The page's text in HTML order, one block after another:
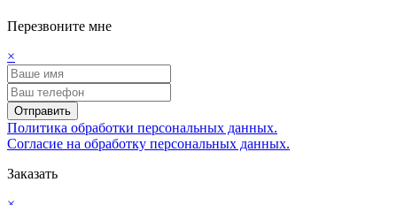
Перезвоните мне
×
Отправить
Политика обработки персональных данных.
Согласие на обработку персональных данных.
Заказать